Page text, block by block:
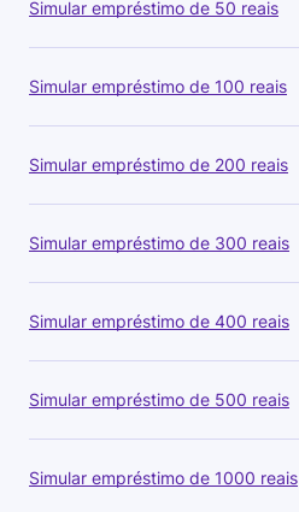
Simular empréstimo de 50 reais
Simular empréstimo de 100 reais
Simular empréstimo de 200 reais
Simular empréstimo de 300 reais
Simular empréstimo de 400 reais
Simular empréstimo de 500 reais
Simular empréstimo de 1000 reais